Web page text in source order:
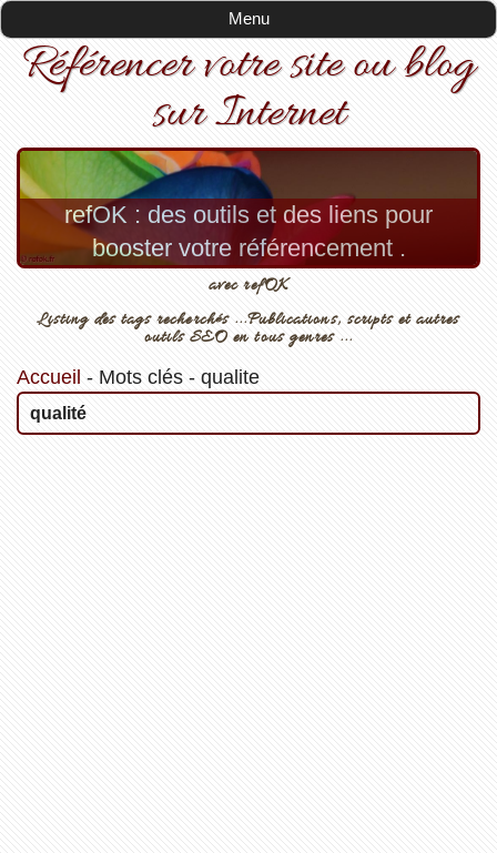
Menu
Référencer votre site ou blog
sur Internet
refOK : des outils et des liens pour
booster votre référencement .
avec refOK
Listing des tags recherchés ...Publications, scripts et autres
outils SEO en tous genres ...
Accueil - Mots clés- qualite
qualité